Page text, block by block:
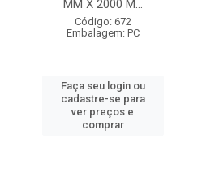
MM X 2000 M...
Código: 672
Embalagem: PC
Faça seu login ou
cadastre-se para
ver preços e
comprar